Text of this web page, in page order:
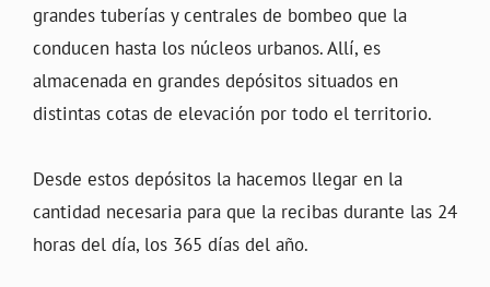
grandes tuberías y centrales de bombeo que la
conducen hasta los núcleos urbanos. Allí, es
almacenada en grandes depósitos situados en
distintas cotas de elevación por todo el territorio.
Desde estos depósitos la hacemos llegar en la
cantidad necesaria para que la recibas durante las 24
horas del día, los 365 días del año.